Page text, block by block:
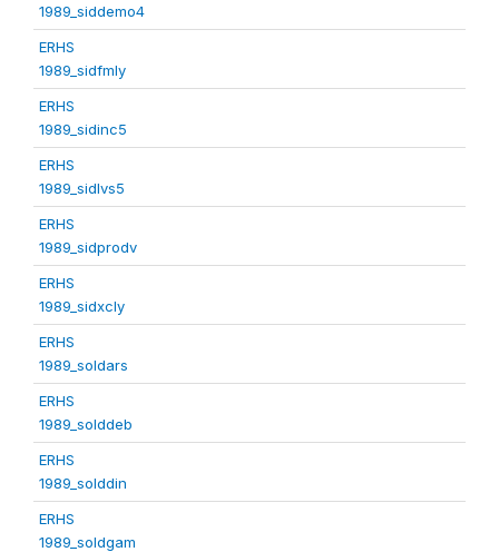
1989_siddemo4
ERHS
1989_sidfmly
ERHS
1989_sidinc5
ERHS
1989_sidlvs5
ERHS
1989_sidprodv
ERHS
1989_sidxcly
ERHS
1989_soldars
ERHS
1989_solddeb
ERHS
1989_solddin
ERHS
1989_soldgam